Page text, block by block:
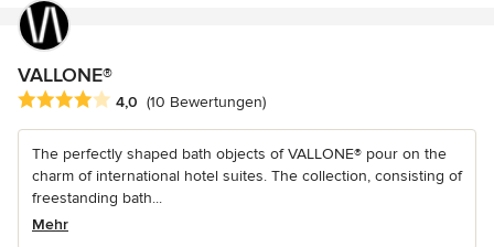
VALLONE®
Durchschnittliche Bewertung: 4 von 5 Sternen
4,0 (10 Bewertungen)
The perfectly shaped bath objects of VALLONE® pour on the
charm of international hotel suites. The collection, consisting of
freestanding bath...
Mehr